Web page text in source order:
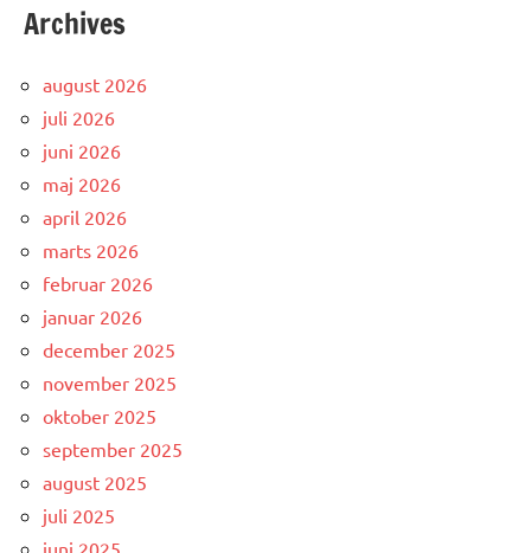
Archives
august 2026
juli 2026
juni 2026
maj 2026
april 2026
marts 2026
februar 2026
januar 2026
december 2025
november 2025
oktober 2025
september 2025
august 2025
juli 2025
juni 2025